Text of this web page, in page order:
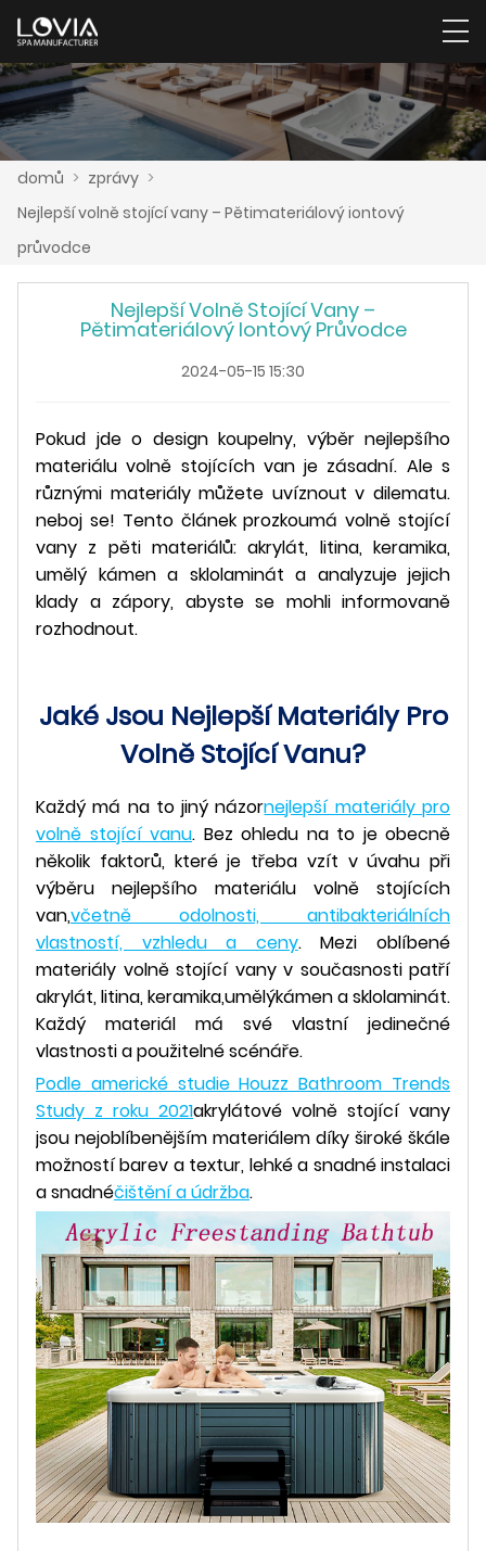
domů > zprávy >
Nejlepší volně stojící vany – Pětimateriálový iontový
průvodce
Nejlepší Volně Stojící Vany –
Pětimateriálový Iontový Průvodce
2024-05-15 15:30
Pokud jde o design koupelny, výběr nejlepšího
materiálu volně stojících van je zásadní. Ale s
různými materiály můžete uvíznout v dilematu.
neboj se! Tento článek prozkoumá volně stojící
vany z pěti materiálů: akrylát, litina, keramika,
umělý kámen a sklolaminát a analyzuje jejich
klady a zápory, abyste se mohli informovaně
rozhodnout.
Jaké Jsou Nejlepší Materiály Pro
Volně Stojící Vanu?
Každý má na to jiný názornejlepší materiály pro
volně stojící vanu. Bez ohledu na to je obecně
několik faktorů, které je třeba vzít v úvahu při
výběru nejlepšího materiálu volně stojících
van,včetně odolnosti, antibakteriálních
vlastností, vzhledu a ceny. Mezi oblíbené
materiály volně stojící vany v současnosti patří
akrylát, litina, keramika,umělýkámen a sklolaminát.
Každý materiál má své vlastní jedinečné
vlastnosti a použitelné scénáře.
Podle americké studie Houzz Bathroom Trends
Study z roku 2021akrylátové volně stojící vany
jsou nejoblíbenějším materiálem díky široké škále
možností barev a textur, lehké a snadné instalaci
a snadnéčištění a údržba.